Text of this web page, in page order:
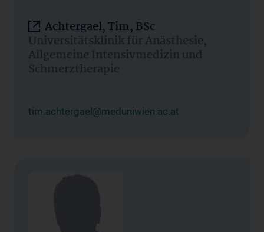
Achtergael, Tim, BSc
Universitätsklinik für Anästhesie,
Allgemeine Intensivmedizin und
Schmerztherapie
tim.achtergael@meduniwien.ac.at